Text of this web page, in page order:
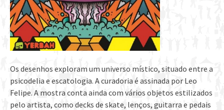
Os desenhos exploram um universo místico, situado entre a
psicodelia e escatologia. A curadoria é assinada por Leo
Felipe. A mostra conta ainda com vários objetos estilizados
pelo artista, como decks de skate, lenços, guitarra e pedais